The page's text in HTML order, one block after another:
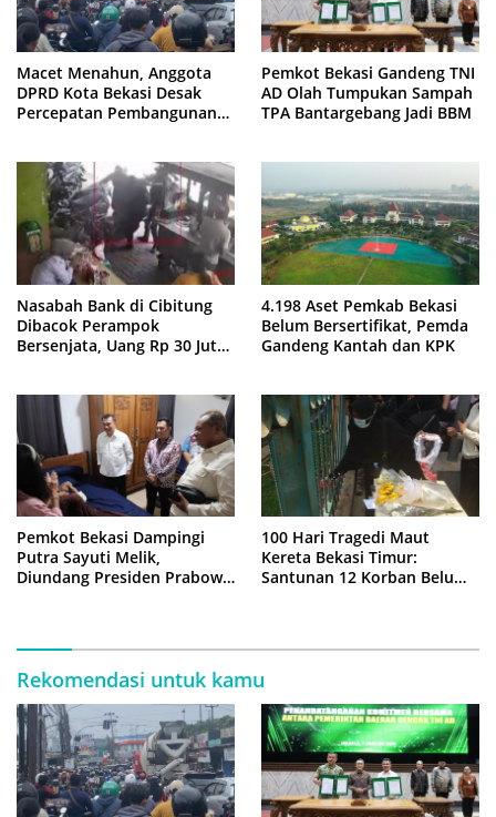
Macet Menahun, Anggota
DPRD Kota Bekasi Desak
Percepatan Pembangunan
Pemkot Bekasi Gandeng TNI
AD Olah Tumpukan Sampah
TPA Bantargebang Jadi BBM
Nasabah Bank di Cibitung
Dibacok Perampok
Bersenjata, Uang Rp 30 Juta
4.198 Aset Pemkab Bekasi
Belum Bersertifikat, Pemda
Gandeng Kantah dan KPK
Pemkot Bekasi Dampingi
Putra Sayuti Melik,
Diundang Presiden Prabowo
100 Hari Tragedi Maut
Kereta Bekasi Timur:
Santunan 12 Korban Belum
Rekomendasi untuk kamu